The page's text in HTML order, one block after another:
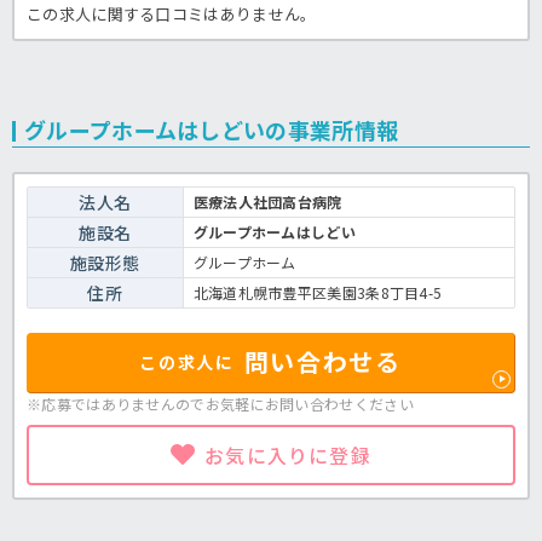
この求人に関する口コミはありません。
グループホームはしどいの事業所情報
法人名 医療法人社団高台病院
施設名 グループホームはしどい
施設形態 グループホーム
住所 北海道札幌市豊平区美園3条8丁目4-5
この求人に 問い合わせる
※応募ではありませんのでお気軽にお問い合わせください
お気に入りに登録